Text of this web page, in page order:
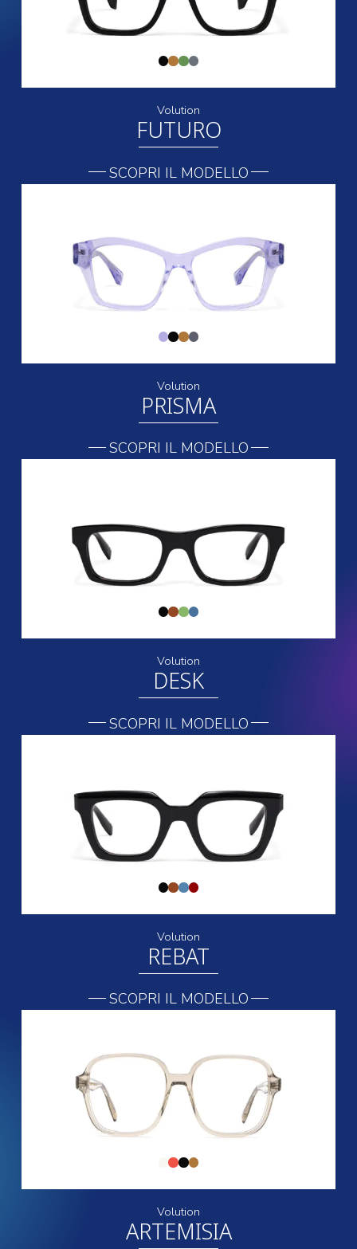
Volution
FUTURO
SCOPRI IL MODELLO
Volution
PRISMA
SCOPRI IL MODELLO
Volution
DESK
SCOPRI IL MODELLO
Volution
REBAT
SCOPRI IL MODELLO
Volution
ARTEMISIA